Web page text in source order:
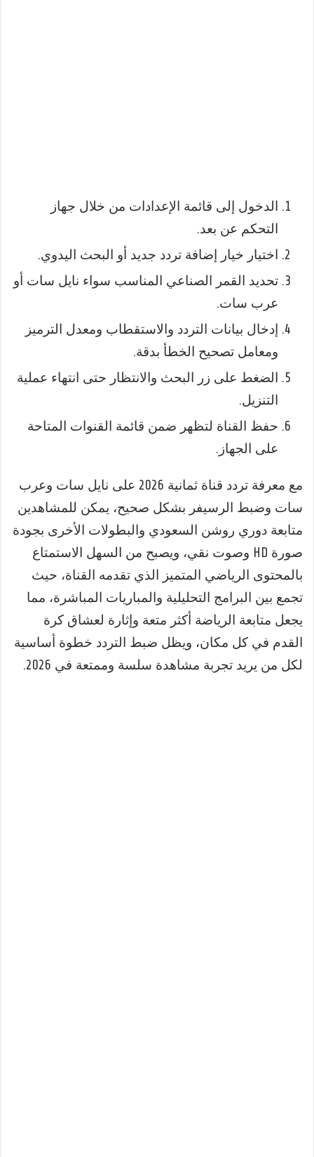
الدخول إلى قائمة الإعدادات من خلال جهاز
التحكم عن بعد.
اختيار خيار إضافة تردد جديد أو البحث اليدوي.
تحديد القمر الصناعي المناسب سواء نايل سات أو
عرب سات.
إدخال بيانات التردد والاستقطاب ومعدل الترميز
ومعامل تصحيح الخطأ بدقة.
الضغط على زر البحث والانتظار حتى انتهاء عملية
التنزيل.
حفظ القناة لتظهر ضمن قائمة القنوات المتاحة
على الجهاز.
مع معرفة تردد قناة ثمانية 2026 على نايل سات وعرب
سات وضبط الرسيفر بشكل صحيح، يمكن للمشاهدين
متابعة دوري روشن السعودي والبطولات الأخرى بجودة
صورة HD وصوت نقي، ويصبح من السهل الاستمتاع
بالمحتوى الرياضي المتميز الذي تقدمه القناة، حيث
تجمع بين البرامج التحليلية والمباريات المباشرة، مما
يجعل متابعة الرياضة أكثر متعة وإثارة لعشاق كرة
القدم في كل مكان، ويظل ضبط التردد خطوة أساسية
لكل من يريد تجربة مشاهدة سلسة وممتعة في 2026.